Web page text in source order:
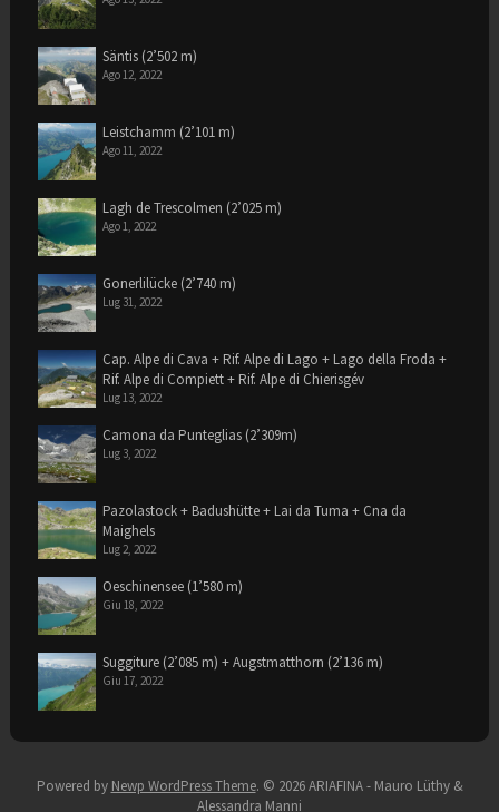
Säntis (2’502 m)
Ago 12, 2022
Leistchamm (2’101 m)
Ago 11, 2022
Lagh de Trescolmen (2’025 m)
Ago 1, 2022
Gonerlilücke (2’740 m)
Lug 31, 2022
Cap. Alpe di Cava + Rif. Alpe di Lago + Lago della Froda +
Rif. Alpe di Compiett + Rif. Alpe di Chierisgév
Lug 13, 2022
Camona da Punteglias (2’309m)
Lug 3, 2022
Pazolastock + Badushütte + Lai da Tuma + Cna da
Maighels
Lug 2, 2022
Oeschinensee (1’580 m)
Giu 18, 2022
Suggiture (2’085 m) + Augstmatthorn (2’136 m)
Giu 17, 2022
Powered by Newp WordPress Theme. © 2026 ARIAFINA - Mauro Lüthy &
Alessandra Manni